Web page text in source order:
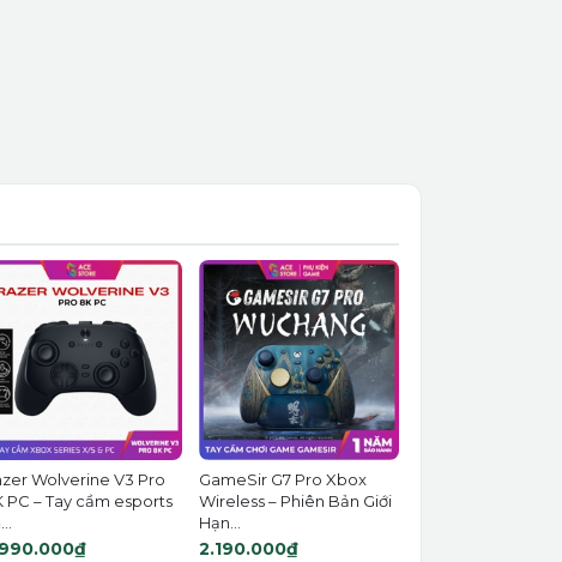
Wolverine V3 Pro
PC – Tay cầm esports
GameSir G7 Pro Xbox
Wireless – Phiên Bản Giới
Hạn...
2.190.000₫